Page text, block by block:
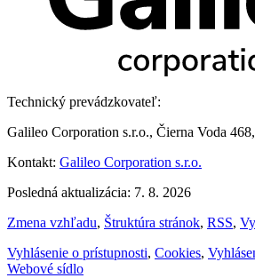
Technický prevádzkovateľ:
Galileo Corporation s.r.o., Čierna Voda
Kontakt: Galileo Corporation s.r.o.
Posledná aktualizácia: 7. 8. 2026
Zmena vzhľadu, Štruktúra stránok, RSS,
Vyhlásenie o prístupnosti, Cookies,
Webové sídlo